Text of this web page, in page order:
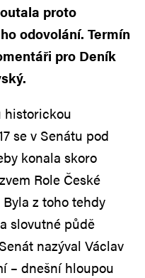
proto
odovolání. Termín
pro Deník
historickou
se v Senátu pod
konala skoro
Role České
z toho tehdy
slovutné půdě
nazýval Václav
– dnešní hloupou